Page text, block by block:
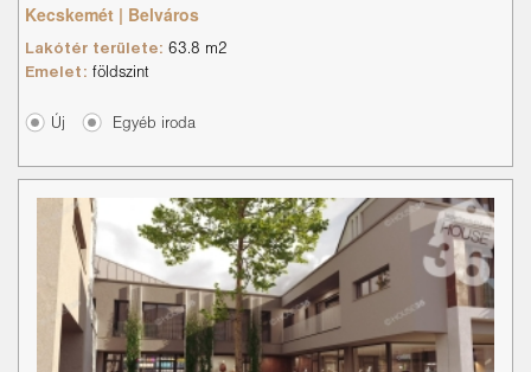
Kecskemét | Belváros
Lakótér területe: 63.8 m2
Emelet: földszint
Új Egyéb iroda